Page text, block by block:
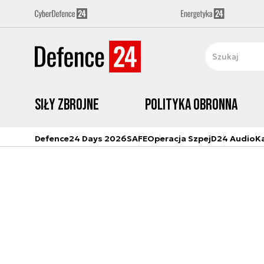
Siły zbrojne Polityka obronna
Defence24 Days 2026SAFEOperacja SzpejD24 Audio